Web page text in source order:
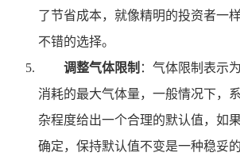
了节省成本，就像精明的投资者一
不错的选择。
调整气体限制 ：气体限制表示
消耗的最大气体量，一般情况下，
杂程度给出一个合理的默认值，如
确定，保持默认值不变是一种稳妥